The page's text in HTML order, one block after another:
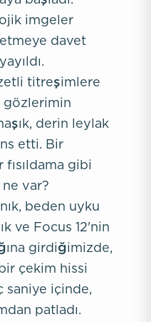
imgeler
davet
titreşimlere
gözlerimin
derin leylak
etti. Bir
gibi
ne var?
beden uyku
ve Focus 12'nin
girdiğimizde,
çekim hissi
saniye içinde,
patladı.